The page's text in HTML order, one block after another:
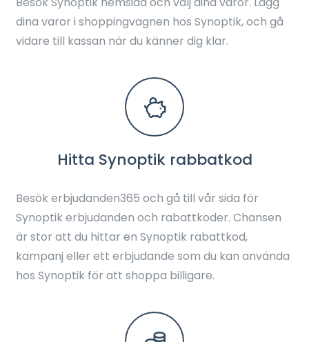
dina varor i shoppingvagnen hos Synoptik, och gå
vidare till kassan när du känner dig klar.
Hitta Synoptik rabbatkod
Besök erbjudanden365 och gå till vår sida för
Synoptik erbjudanden och rabattkoder. Chansen
är stor att du hittar en Synoptik rabattkod,
kampanj eller ett erbjudande som du kan använda
hos Synoptik för att shoppa billigare.